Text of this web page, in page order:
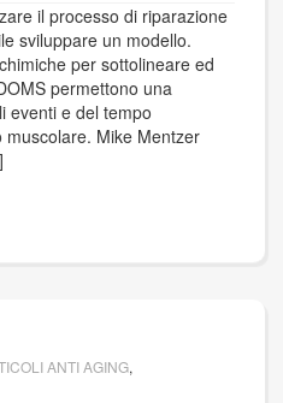
il processo di riparazione
sviluppare un modello.
per sottolineare ed
permettono una
eventi e del tempo
Mike Mentzer
ANTI AGING,